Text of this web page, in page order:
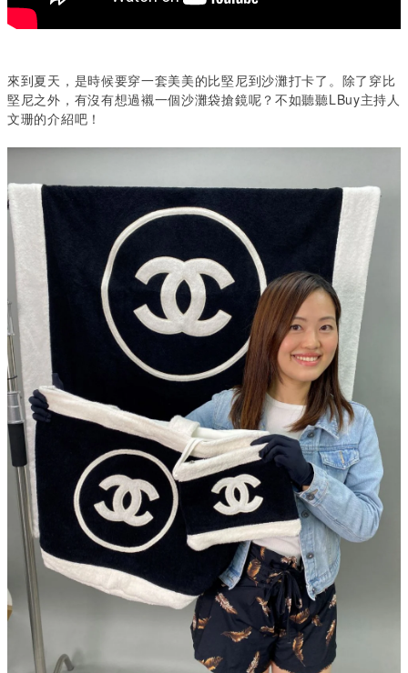
來到夏天，是時候要穿一套美美的比堅尼到沙灘打卡了。除了穿比
堅尼之外，有沒有想過襯一個沙灘袋搶鏡呢？不如聽聽LBuy主持人
文珊的介紹吧！